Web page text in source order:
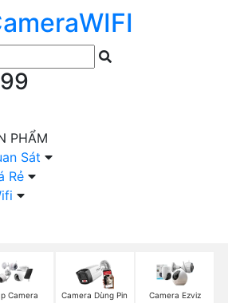
WIFI
PHẨM
Sát
Rẻ
Camera
Camera Dùng Pin
Camera Ezviz